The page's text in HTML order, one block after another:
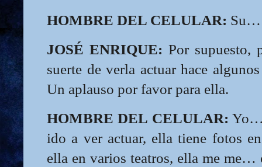
HOMBRE DEL CELULAR: Su…
JOSÉ ENRIQUE: Por supuesto,
suerte de verla actuar hace
Un aplauso por favor para ella.
HOMBRE DEL CELULAR: Yo…
ido a ver actuar, ella tiene fotos
ella en varios teatros, ella me